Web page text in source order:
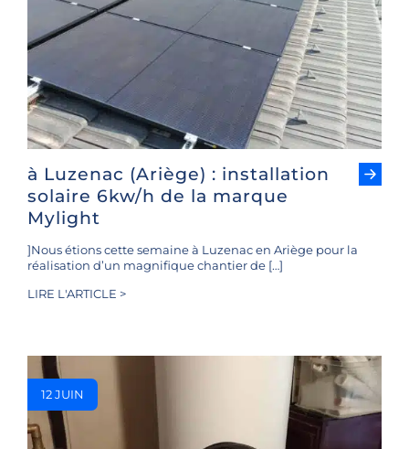
à Luzenac (Ariège) : installation
solaire 6kw/h de la marque
Mylight
]Nous étions cette semaine à Luzenac en Ariège pour la
réalisation d’un magnifique chantier de […]
LIRE L'ARTICLE >
12 JUIN